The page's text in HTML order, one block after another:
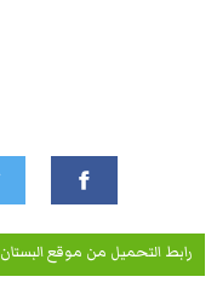
رابط التحميل من موقع البستان